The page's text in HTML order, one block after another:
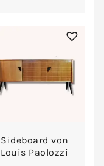
Sideboard von
Louis Paolozzi